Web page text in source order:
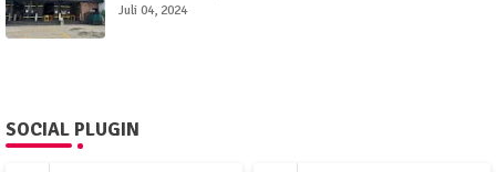
Juli 04, 2024
SOCIAL PLUGIN